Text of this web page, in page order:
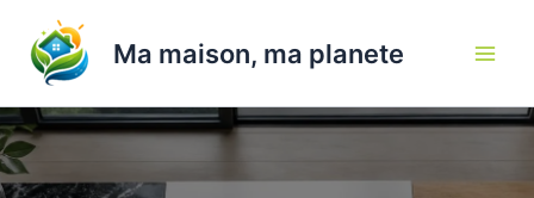
contenu
Ma maison, ma planete